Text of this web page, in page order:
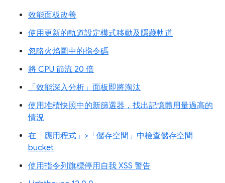
效能面板改善
使用更新的軌道設定模式移動及隱藏軌道
忽略火焰圖中的指令碼
將 CPU 節流 20 倍
「效能深入分析」面板即將淘汰
使用堆積快照中的新篩選器，找出記憶體用量過高的
情況
在「應用程式」>「儲存空間」中檢查儲存空間
bucket
使用指令列旗標停用自我 XSS 警告